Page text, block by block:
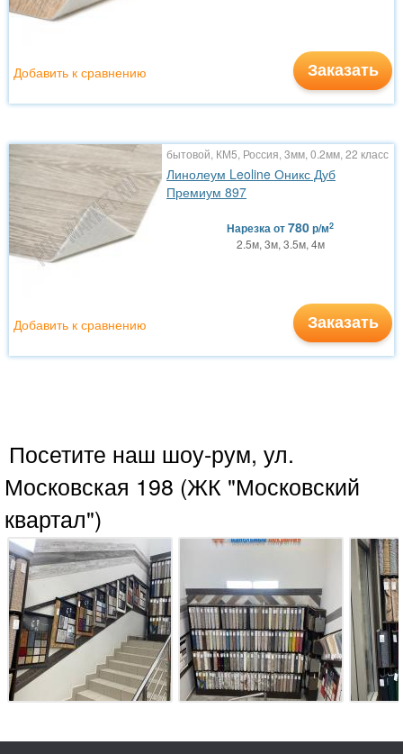
Заказать
Добавить к сравнению
бытовой, КМ5, Россия, 3мм, 0.2мм, 22 класс
Линолеум Leoline Оникс Дуб
Премиум 897
Нарезкаот780р/м2
2.5м, 3м, 3.5м, 4м
Заказать
Добавить к сравнению
Посетите наш шоу-рум, ул.
Московская 198 (ЖК "Московский
квартал")